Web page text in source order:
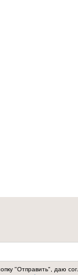
"Отправить", даю